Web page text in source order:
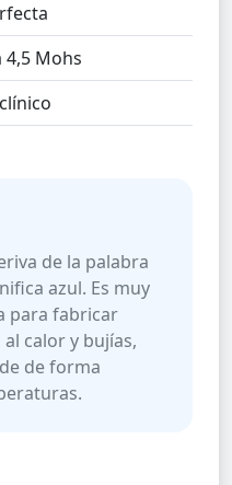
4,5 Mohs
de la palabra
azul. Es muy
para fabricar
calor y bujías,
de forma